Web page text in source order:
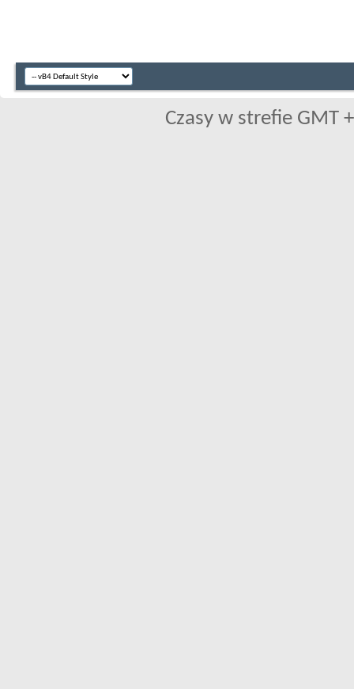
Czasy w strefie GMT